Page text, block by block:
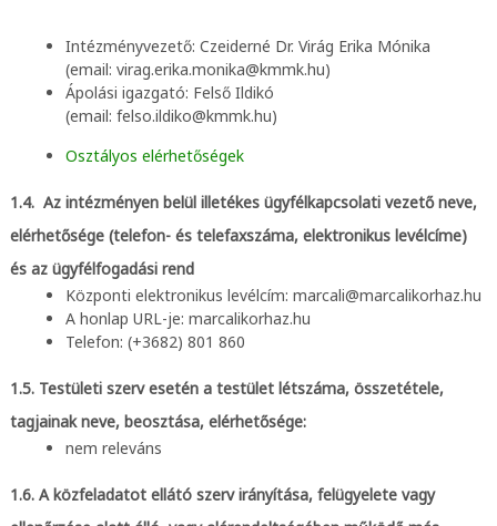
Intézményvezető: Czeiderné Dr. Virág Erika Mónika
(email: virag.erika.monika@kmmk.hu)
Ápolási igazgató: Felső Ildikó
(email: felso.ildiko@kmmk.hu)
Osztályos elérhetőségek
1.4. Az intézményen belül illetékes ügyfélkapcsolati vezető neve,
elérhetősége (telefon- és telefaxszáma, elektronikus levélcíme)
és az ügyfélfogadási rend
Központi elektronikus levélcím: marcali@marcalikorhaz.hu
A honlap URL-je: marcalikorhaz.hu
Telefon: (+3682) 801 860
1.5. Testületi szerv esetén a testület létszáma, összetétele,
tagjainak neve, beosztása, elérhetősége:
nem releváns
1.6. A közfeladatot ellátó szerv irányítása, felügyelete vagy